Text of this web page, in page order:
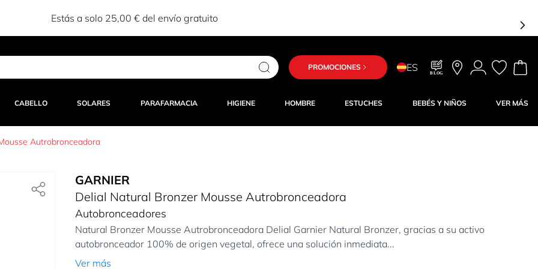
Estás a solo 25,00 € del envío gratuito
PROMOCIONES ES BLOG
CABELLO SOLARES PARAFARMACIA HIGIENE HOMBRE ESTUCHES BEBÉS Y NIÑOS VER MÁS
Autrobronceadora
GARNIER
Delial Natural Bronzer Mousse Autrobronceadora
Autobronceadores
Natural Bronzer Mousse Autrobronceadora Delial Garnier Natural Bronzer, gracias a su activo
autobronceador 100% de origen vegetal, ofrece una solución inmediata...
Ver más